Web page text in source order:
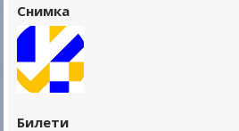
Снимка
Билети